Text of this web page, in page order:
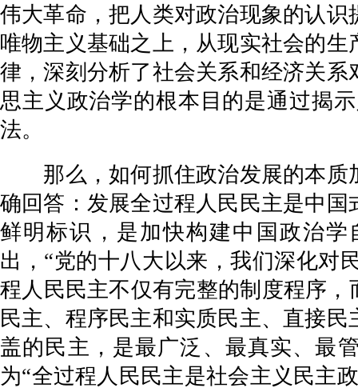
伟大革命，把人类对政治现象的认
唯物主义基础之上，从现实社会的
律，深刻分析了社会关系和经济关
思主义政治学的根本目的是通过揭
法。
那么，如何抓住政治发展的本质
确回答：发展全过程人民民主是中
鲜明标识，是加快构建中国政治
出，“党的十八大以来，我们深化对
程人民民主不仅有完整的制度程序
民主、程序民主和实质民主、直接
盖的民主，是最广泛、最真实、最
为“全过程人民民主是社会主义民主